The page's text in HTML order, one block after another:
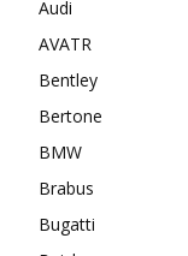
Audi
AVATR
Bentley
Bertone
BMW
Brabus
Bugatti